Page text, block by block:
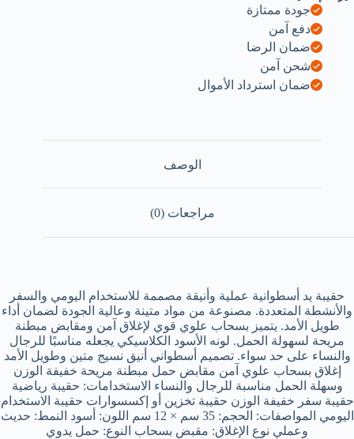
جودة ممتازة
دفع آمن
ضمان الرضا
شحن آمن
ضمان استرداد الأموال
الوصف
مراجعات (0)
حقيبة يد أسطوانية عملية وأنيقة مصممة للاستخدام اليومي والسفر
والأنشطة المتعددة. مصنوعة من مواد متينة وعالية الجودة لضمان أداء
طويل الأمد. يتميز بسحاب علوي قوي لإغلاق آمن ومقابض مبطنة
مريحة لسهولة الحمل. لونه الأسود الكلاسيكي يجعله مناسبًا للرجال
والنساء على حد سواء. تصميم أسطواني أنيق نسيج متين وطويل الأمد
إغلاق بسحاب علوي آمن مقابض حمل مبطنة مريحة خفيفة الوزن
وسهلة الحمل مناسبة للرجال والنساء الاستخدامات: حقيبة رياضية
حقيبة سفر خفيفة الوزن حقيبة تخزين أو إكسسوارات حقيبة الاستخدام
اليومي المواصفات: الحجم: 35 سم × 12 سم اللون: أسود النمط: حديث
وعملي نوع الإغلاق: مقبض بسحاب النوع: حمل يدوي